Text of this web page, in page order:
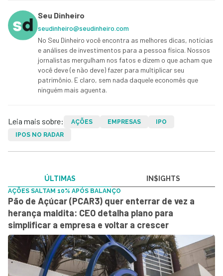
Seu Dinheiro
seudinheiro@seudinheiro.com
No Seu Dinheiro você encontra as melhores dicas, notícias
e análises de investimentos para a pessoa física. Nossos
jornalistas mergulham nos fatos e dizem o que acham que
você deve (e não deve) fazer para multiplicar seu
patrimônio. E claro, sem nada daquele economês que
ninguém mais aguenta.
Leia mais sobre: AÇÕES EMPRESAS
IPO
IPOS NO RADAR
ÚLTIMAS IN$IGHTS
AÇÕES SALTAM 10% APÓS BALANÇO
Pão de Açúcar (PCAR3) quer enterrar de vez a
herança maldita: CEO detalha plano para
simplificar a empresa e voltar a crescer